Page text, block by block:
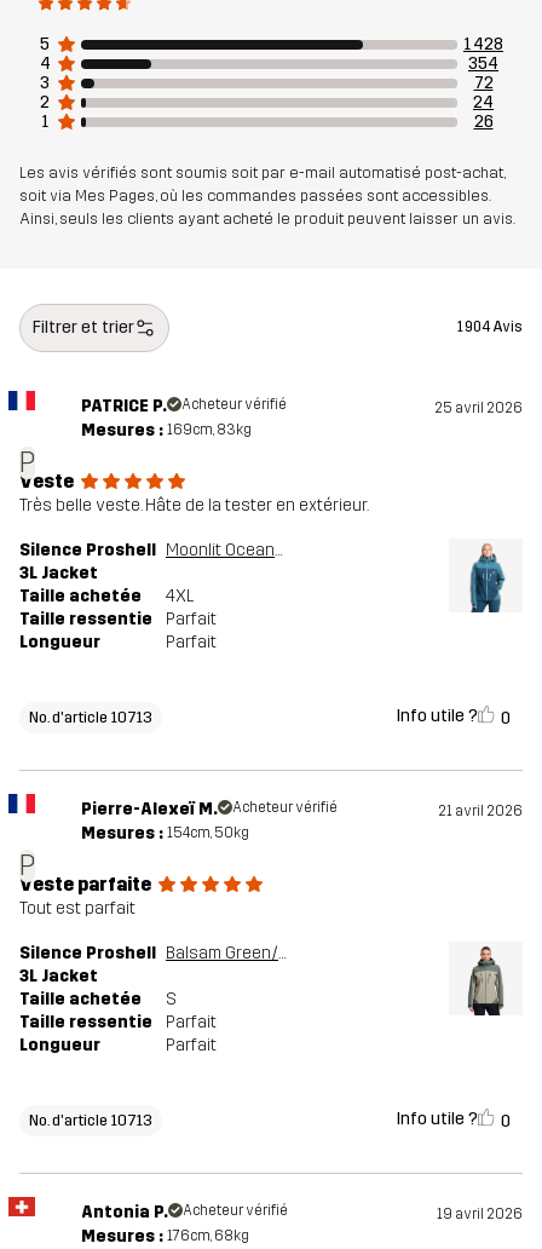
Poids 665 g en taille Medium
Numéro
10713_4974
5
1 428
4
354
3
72
2
24
1
26
Les avis vérifiés sont soumis soit par e-mail automatisé post-achat,
soit via Mes Pages, où les commandes passées sont accessibles.
Ainsi, seuls les clients ayant acheté le produit peuvent laisser un avis.
Filtrer et trier 1 904 Avis
P
PATRICE P. Acheteur vérifié 25 avril 2026
Mesures : 169cm, 83kg
Veste
Très belle veste. Hâte de la tester en extérieur.
Silence Proshell
3L Jacket
Moonlit Ocean/Blue Ashes
Taille achetée
4XL
Taille ressentie
Parfait
Longueur
Parfait
No. d'article 10713 Info utile ? 0
P
Pierre-Alexeï M. Acheteur vérifié 21 avril 2026
Mesures : 154cm, 50kg
Veste parfaite
Tout est parfait
Silence Proshell
3L Jacket
Balsam Green/Shadow
Taille achetée
S
Taille ressentie
Parfait
Longueur
Parfait
No. d'article 10713 Info utile ? 0
Antonia P. Acheteur vérifié 19 avril 2026
Mesures : 176cm, 68kg